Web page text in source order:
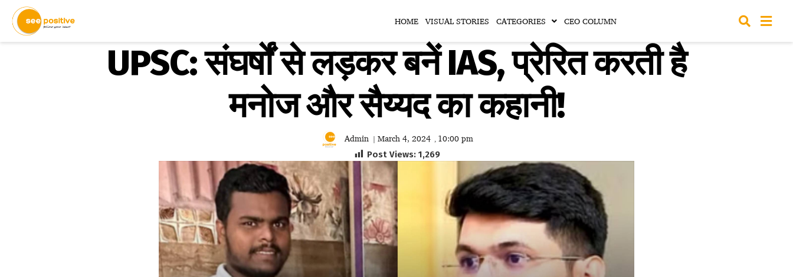
HOME VISUAL STORIES CATEGORIES CEO COLUMN
UPSC: संघर्षों से लड़कर बनें IAS, प्रेरित करती है
मनोज और सैय्यद का कहानी!
Admin | March 4, 2024 , 10:00 pm
Post Views: 1,269